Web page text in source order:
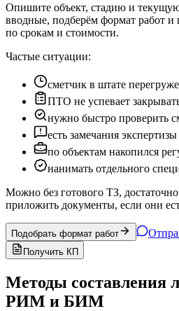
Опишите объект, стадию и
вводные, подберём формат работ
по срокам и стоимости.
Частые ситуации:
сметчик в штате
ПТО не успевает
нужно быстро проверить
есть замечания экспертизы
по объектам накопился
нанимать отдельного
Можно без готового ТЗ,
приложить документы, если они
Подобрать формат работ
Получить КП
Методы составления
РИМ и БИМ